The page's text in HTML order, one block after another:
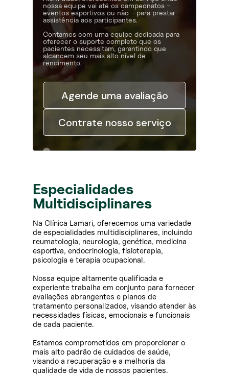
nossa equipe vai até os campeonatos -
eventos esportivos ou não - para prestar
assistência aos participantes.
Contamos com uma equipe dedicada para
oferecer o suporte completo que os
pacientes necessitam, garantindo que
alcancem seu mais alto nível de
rendimento.
Agende uma avaliação
Contrate nosso serviço
Especialidades
Multidisciplinares
Na Clínica Lamari, oferecemos uma variedade
de especialidades multidisciplinares, incluindo
reumatologia, neurologia, genética, medicina
esportiva, endocrinologia, fisioterapia,
psicologia e terapia ocupacional.
Nossa equipe altamente qualificada e
experiente trabalha em conjunto para fornecer
avaliações abrangentes e planos de
tratamento personalizados, visando atender às
necessidades físicas, emocionais e funcionais
de cada paciente.
Estamos comprometidos em proporcionar o
mais alto padrão de cuidados de saúde,
visando a recuperação e a melhoria da
qualidade de vida de nossos pacientes.